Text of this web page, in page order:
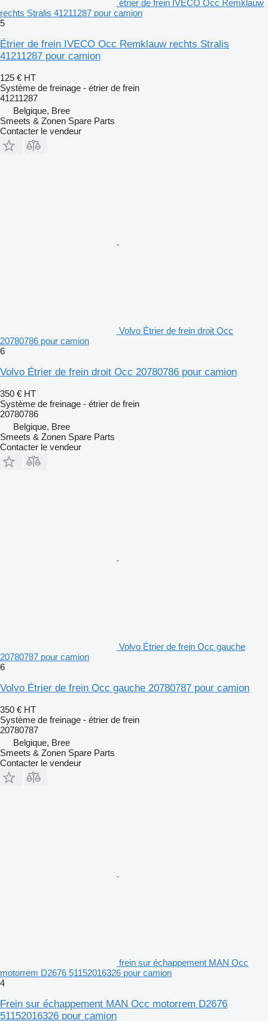
étrier de frein IVECO Occ Remklauw
rechts Stralis 41211287 pour camion
5
Étrier de frein IVECO Occ Remklauw rechts Stralis
41211287 pour camion
125 € HT
Système de freinage - étrier de frein
41211287
Belgique, Bree
Smeets & Zonen Spare Parts
Contacter le vendeur
Volvo Étrier de frein droit Occ
20780786 pour camion
6
Volvo Étrier de frein droit Occ 20780786 pour camion
350 € HT
Système de freinage - étrier de frein
20780786
Belgique, Bree
Smeets & Zonen Spare Parts
Contacter le vendeur
Volvo Étrier de frein Occ gauche
20780787 pour camion
6
Volvo Étrier de frein Occ gauche 20780787 pour camion
350 € HT
Système de freinage - étrier de frein
20780787
Belgique, Bree
Smeets & Zonen Spare Parts
Contacter le vendeur
frein sur échappement MAN Occ
motorrem D2676 51152016326 pour camion
4
Frein sur échappement MAN Occ motorrem D2676
51152016326 pour camion